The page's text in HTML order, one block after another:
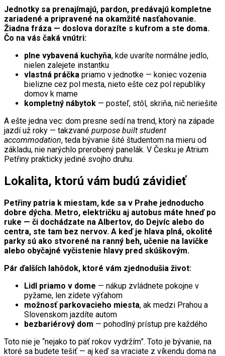
Jednotky sa prenajímajú, pardon, predávajú kompletne
zariadené a pripravené na okamžité nasťahovanie.
Žiadna fráza — doslova dorazíte s kufrom a ste doma.
Čo na vás čaká vnútri:
plne vybavená kuchyňa, kde uvaríte normálne jedlo,
nielen zalejete instantku
vlastná práčka priamo v jednotke — koniec vozenia
bielizne cez pol mesta, nieto ešte cez pol republiky
domov k mame
kompletný nábytok — posteľ, stôl, skriňa, nič neriešite
A ešte jedna vec: dom presne sedí na trend, ktorý na západe
jazdí už roky — takzvané purpose built student
accommodation, teda bývanie šité študentom na mieru od
základu, nie narýchlo prerobený panelák. V Česku je Atrium
Petřiny prakticky jediné svojho druhu.
Lokalita, ktorú vám budú závidieť
Petřiny patria k miestam, kde sa v Prahe jednoducho
dobre dýcha. Metro, električku aj autobus máte hneď po
ruke — či dochádzate na Albertov, do Dejvíc alebo do
centra, ste tam bez nervov. A keď je hlava plná, okolité
parky sú ako stvorené na ranný beh, učenie na lavičke
alebo obyčajné vyčistenie hlavy pred skúškovým.
Pár ďalších lahôdok, ktoré vám zjednodušia život:
Lidl priamo v dome — nákup zvládnete pokojne v
pyžame, len zídete výťahom
možnosť parkovacieho miesta, ak medzi Prahou a
Slovenskom jazdíte autom
bezbariérový dom — pohodlný prístup pre každého
Toto nie je “nejako to päť rokov vydržím”. Toto je bývanie, na
ktoré sa budete tešiť — aj keď sa vraciate z víkendu doma na